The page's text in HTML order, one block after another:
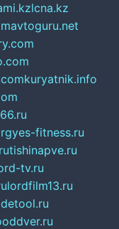
lcna.kz
avtoguru.net
kuryatnik.info
yes-fitness.ru
tishinapve.ru
tv.ru
lordfilm13.ru